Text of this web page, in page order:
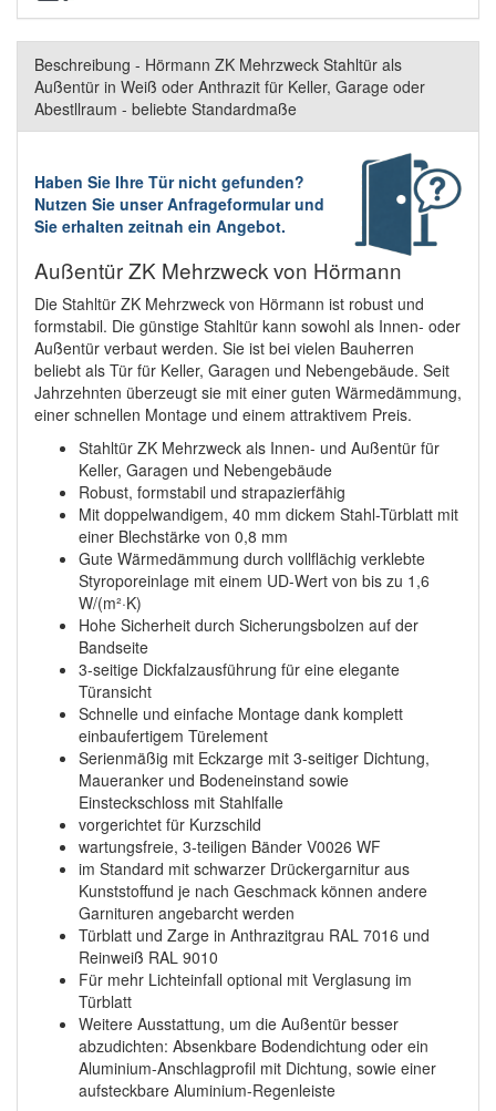
Beschreibung - Hörmann ZK Mehrzweck Stahltür als
Außentür in Weiß oder Anthrazit für Keller, Garage oder
Abestllraum - beliebte Standardmaße
Haben Sie Ihre Tür nicht gefunden?
Nutzen Sie unser Anfrageformular und
Sie erhalten zeitnah ein Angebot.
Außentür ZK Mehrzweck von Hörmann
Die Stahltür ZK Mehrzweck von Hörmann ist robust und
formstabil. Die günstige Stahltür kann sowohl als Innen- oder
Außentür verbaut werden. Sie ist bei vielen Bauherren
beliebt als Tür für Keller, Garagen und Nebengebäude. Seit
Jahrzehnten überzeugt sie mit einer guten Wärmedämmung,
einer schnellen Montage und einem attraktivem Preis.
Stahltür ZK Mehrzweck als Innen- und Außentür für
Keller, Garagen und Nebengebäude
Robust, formstabil und strapazierfähig
Mit doppelwandigem, 40 mm dickem Stahl-Türblatt mit
einer Blechstärke von 0,8 mm
Gute Wärmedämmung durch vollflächig verklebte
Styroporeinlage mit einem UD-Wert von bis zu 1,6
W/(m²·K)
Hohe Sicherheit durch Sicherungsbolzen auf der
Bandseite
3-seitige Dickfalzausführung für eine elegante
Türansicht
Schnelle und einfache Montage dank komplett
einbaufertigem Türelement
Serienmäßig mit Eckzarge mit 3-seitiger Dichtung,
Maueranker und Bodeneinstand sowie
Einsteckschloss mit Stahlfalle
vorgerichtet für Kurzschild
wartungsfreie, 3-teiligen Bänder V0026 WF
im Standard mit schwarzer Drückergarnitur aus
Kunststoffund je nach Geschmack können andere
Garnituren angebarcht werden
Türblatt und Zarge in Anthrazitgrau RAL 7016 und
Reinweiß RAL 9010
Für mehr Lichteinfall optional mit Verglasung im
Türblatt
Weitere Ausstattung, um die Außentür besser
abzudichten: Absenkbare Bodendichtung oder ein
Aluminium-Anschlagprofil mit Dichtung, sowie einer
aufsteckbare Aluminium-Regenleiste